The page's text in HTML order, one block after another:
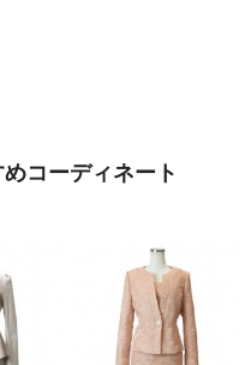
コーディネート